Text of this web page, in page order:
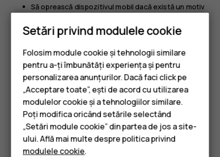
Smartphone-uri
Telefoane clasice
Accesorii
Să oprească dispozitivul mobil dacă există un motiv
Să respecte instrucțiunile producătorului
dispozitivului medical implantat.
Dacă aveți întrebări privind utilizarea dispozitivului dvs.
mobil în apropierea unui dispozitiv medical implantat,
consultați medicul.
Setări privind modulele cookie
Folosim module cookie și tehnologii similare
pentru a-ți îmbunătăți experiența și pentru
personalizarea anunțurilor. Dacă faci click pe
„Acceptare toate”, ești de acord cu utilizarea
modulelor cookie și a tehnologiilor similare.
Poți modifica oricând setările selectând
„Setări module cookie” din partea de jos a site-
ului. Află mai multe despre politica privind
modulele cookie.